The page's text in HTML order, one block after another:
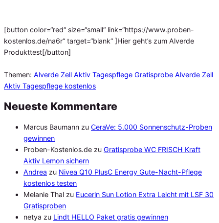
[button color=“red“ size=“small“ link=“https://www.proben-
kostenlos.de/na6r“ target=“blank“ ]Hier geht’s zum Alverde
Produkttest[/button]
Themen: Alverde Zell Aktiv Tagespflege Gratisprobe Alverde Zell
Aktiv Tagespflege kostenlos
Neueste Kommentare
Marcus Baumann zu CeraVe: 5.000 Sonnenschutz-Proben
gewinnen
Proben-Kostenlos.de zu Gratisprobe WC FRISCH Kraft
Aktiv Lemon sichern
Andrea zu Nivea Q10 PlusC Energy Gute-Nacht-Pflege
kostenlos testen
Melanie Thal zu Eucerin Sun Lotion Extra Leicht mit LSF 30
Gratisproben
netya zu Lindt HELLO Paket gratis gewinnen